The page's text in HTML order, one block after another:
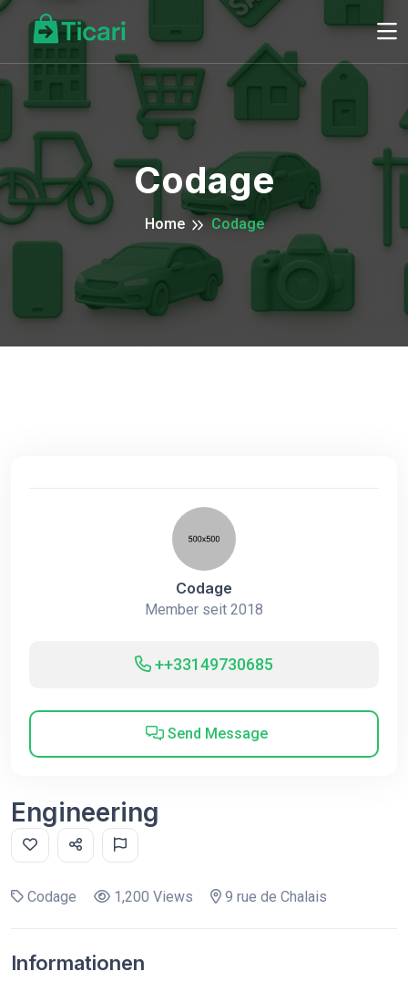
Codage
Home Codage
Codage
Member seit 2018
++33149730685
Send Message
Engineering
Codage 1,200 Views 9 rue de Chalais
Informationen